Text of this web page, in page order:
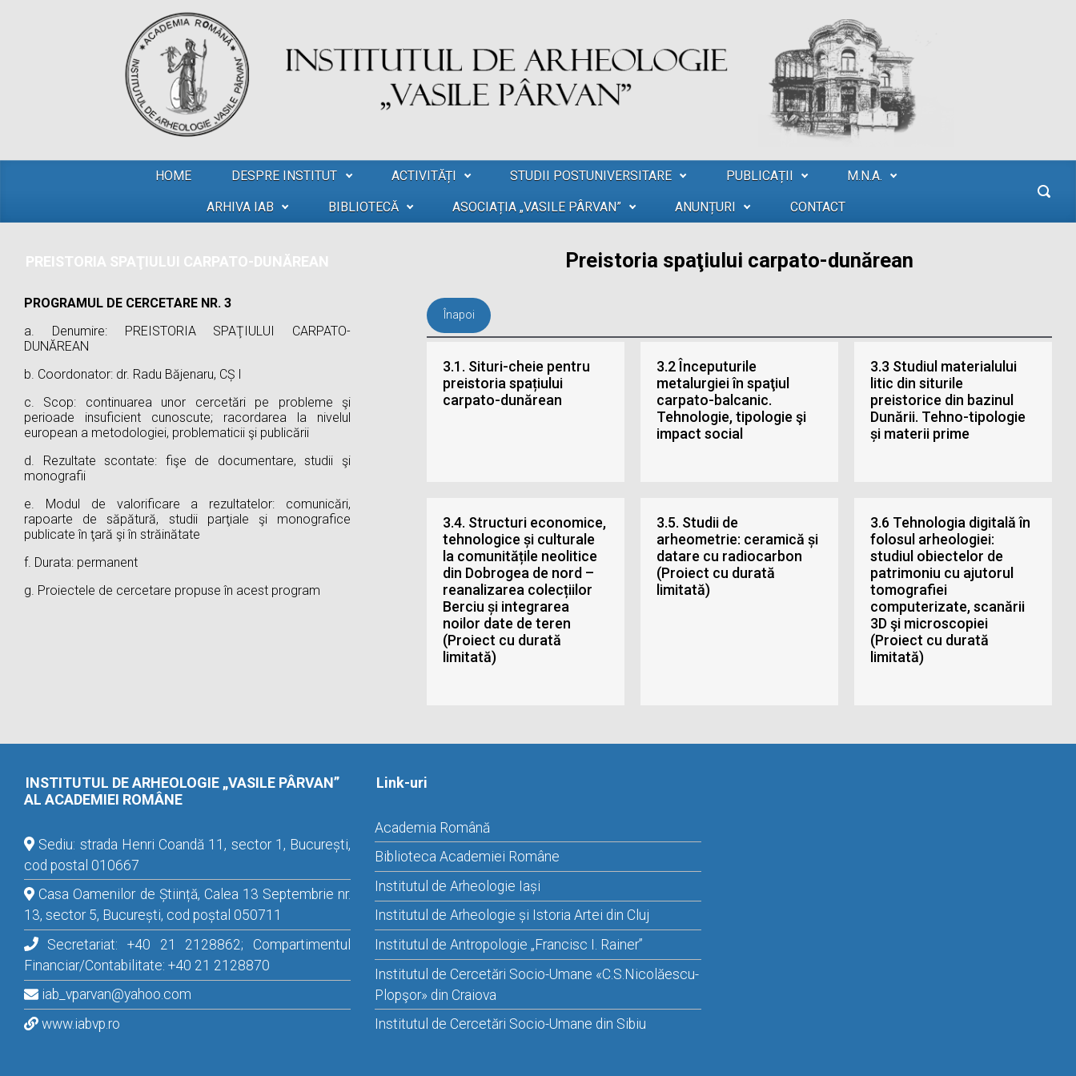
HOME DESPRE INSTITUT ACTIVITĂȚI STUDII POSTUNIVERSITARE PUBLICAȚII M.N.A.
ARHIVA IAB BIBLIOTECĂ ASOCIAȚIA „VASILE PÂRVAN” ANUNȚURI CONTACT
Preistoria spaţiului carpato-dunărean
Înapoi
3.1. Situri-cheie pentru
preistoria spațiului
carpato-dunărean
3.2 Începuturile
metalurgiei în spaţiul
carpato-balcanic.
Tehnologie, tipologie şi
impact social
3.3 Studiul materialului
litic din siturile
preistorice din bazinul
Dunării. Tehno-tipologie
și materii prime
3.4. Structuri economice,
tehnologice și culturale
la comunitățile neolitice
din Dobrogea de nord –
reanalizarea colecțiilor
Berciu și integrarea
noilor date de teren
(Proiect cu durată
limitată)
3.5. Studii de
arheometrie: ceramică și
datare cu radiocarbon
(Proiect cu durată
limitată)
3.6 Tehnologia digitală în
folosul arheologiei:
studiul obiectelor de
patrimoniu cu ajutorul
tomografiei
computerizate, scanării
3D şi microscopiei
(Proiect cu durată
limitată)
PREISTORIA SPAŢIULUI CARPATO-DUNĂREAN
PROGRAMUL DE CERCETARE NR. 3
a. Denumire: PREISTORIA SPAŢIULUI CARPATO-
DUNĂREAN
b. Coordonator: dr. Radu Băjenaru, CȘ I
c. Scop: continuarea unor cercetări pe probleme şi
perioade insuficient cunoscute; racordarea la nivelul
european a metodologiei, problematicii şi publicării
d. Rezultate scontate: fişe de documentare, studii şi
monografii
e. Modul de valorificare a rezultatelor: comunicări,
rapoarte de săpătură, studii parţiale şi monografice
publicate în ţară şi în străinătate
f. Durata: permanent
g. Proiectele de cercetare propuse în acest program
INSTITUTUL DE ARHEOLOGIE „VASILE PÂRVAN”
AL ACADEMIEI ROMÂNE
Sediu: strada Henri Coandă 11, sector 1, București,
cod postal 010667
Casa Oamenilor de Știință, Calea 13 Septembrie nr.
13, sector 5, București, cod poștal 050711
Secretariat: +40 21 2128862; Compartimentul
Financiar/Contabilitate: +40 21 2128870
iab_vparvan@yahoo.com
www.iabvp.ro
Link-uri
Academia Română
Biblioteca Academiei Române
Institutul de Arheologie Iași
Institutul de Arheologie și Istoria Artei din Cluj
Institutul de Antropologie „Francisc I. Rainer”
Institutul de Cercetări Socio-Umane «C.S.Nicolăescu-
Plopşor» din Craiova
Institutul de Cercetări Socio-Umane din Sibiu